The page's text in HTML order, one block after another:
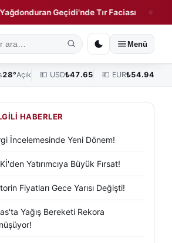
Geçidi'nde Tır Faciası ◆
Yaşam Sivas Vefat Edenler Köşe
Menü
28°Açık 💵 USD₺47.65 💶 EUR₺54.94
HABERLER
İncelemesinde Yeni Dönem!
Yatırımcıya Büyük Fırsat!
Fiyatları Gece Yarısı Değişti!
Yağış Bereketi Rekora